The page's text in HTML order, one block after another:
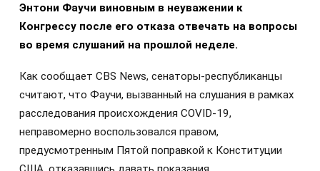
Энтони Фаучи виновным в неуважении к
Конгрессу после его отказа отвечать на вопросы
во время слушаний на прошлой неделе.
Как сообщает CBS News, сенаторы-республиканцы
считают, что Фаучи, вызванный на слушания в рамках
расследования происхождения COVID-19,
неправомерно воспользовался правом,
предусмотренным Пятой поправкой к Конституции